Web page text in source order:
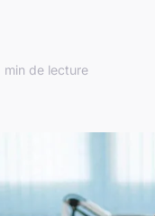
de lecture